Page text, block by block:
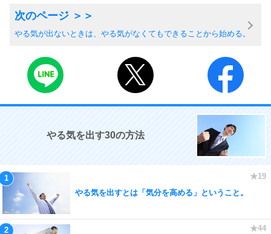
やる気が出ないときは、やる気がなくてもできることから始める。
やる気を出す30の方法
やる気を出すとは「気分を高める」ということ。